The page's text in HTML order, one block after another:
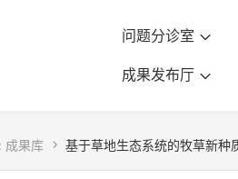
问题分诊室
成果发布厅
成果库  基于草地生态系统的牧草新种